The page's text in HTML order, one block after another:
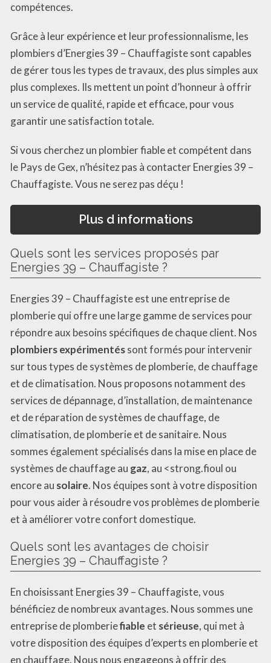
compétences.
Grâce à leur expérience et leur professionnalisme, les
plombiers d’Energies 39 – Chauffagiste sont capables
de gérer tous les types de travaux, des plus simples aux
plus complexes. Ils mettent un point d’honneur à offrir
un service de qualité, rapide et efficace, pour vous
garantir une satisfaction totale.
Si vous cherchez un plombier fiable et compétent dans
le Pays de Gex, n’hésitez pas à contacter Energies 39 –
Chauffagiste. Vous ne serez pas déçu !
Plus d informations
Quels sont les services proposés par
Energies 39 – Chauffagiste ?
Energies 39 – Chauffagiste est une entreprise de
plomberie qui offre une large gamme de services pour
répondre aux besoins spécifiques de chaque client. Nos
plombiers expérimentéssont formés pour intervenir
sur tous types de systèmes de plomberie, de chauffage
et de climatisation. Nous proposons notamment des
services de dépannage, d’installation, de maintenance
et de réparation de systèmes de chauffage, de
climatisation, de plomberie et de sanitaire. Nous
sommes également spécialisés dans la mise en place de
systèmes de chauffage au gaz, au <strong.fioul ou
encore au solaire. Nos équipes sont à votre disposition
pour vous aider à résoudre vos problèmes de plomberie
et à améliorer votre confort domestique.
Quels sont les avantages de choisir
Energies 39 – Chauffagiste ?
En choisissant Energies 39 – Chauffagiste, vous
bénéficiez de nombreux avantages. Nous sommes une
entreprise de plomberiefiable et sérieuse, qui met à
votre disposition des équipes d’experts en plomberie et
en chauffage. Nous nous engageons à offrir des